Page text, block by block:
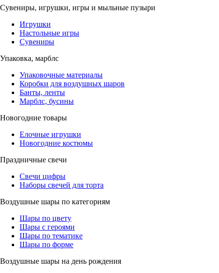
Сувениры, игрушки, игры и мыльные пузыри
Игрушки
Настольные игры
Сувениры
Упаковка, марблс
Упаковочные материалы
Коробки для воздушных шаров
Банты, ленты
Марблс, бусины
Новогодние товары
Елочные игрушки
Новогодние костюмы
Праздничные свечи
Свечи цифры
Наборы свечей для торта
Воздушные шары по категориям
Шары по цвету
Шары с героями
Шары по тематике
Шары по форме
Воздушные шары на день рождения